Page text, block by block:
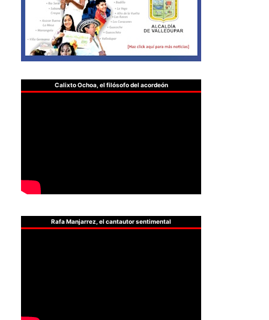
Calixto Ochoa, el filósofo del acordeón
Rafa Manjarrez, el cantautor sentimental